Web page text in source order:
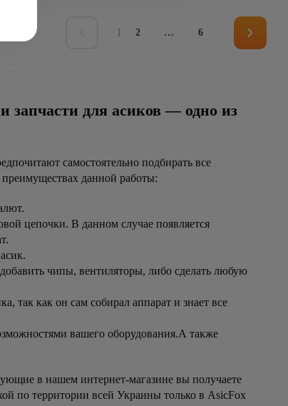
1 2 … 6
для асиков — одно из
самостоятельно подбирать все
данной работы:
цепочки. В данном случае появляется
чипы, вентиляторы, либо сделать любую
так как он сам собирал аппарат и знает все
вашего оборудования.А также
в нашем интернет-магазине вы получаете
по территории всей Украины только в AsicFox